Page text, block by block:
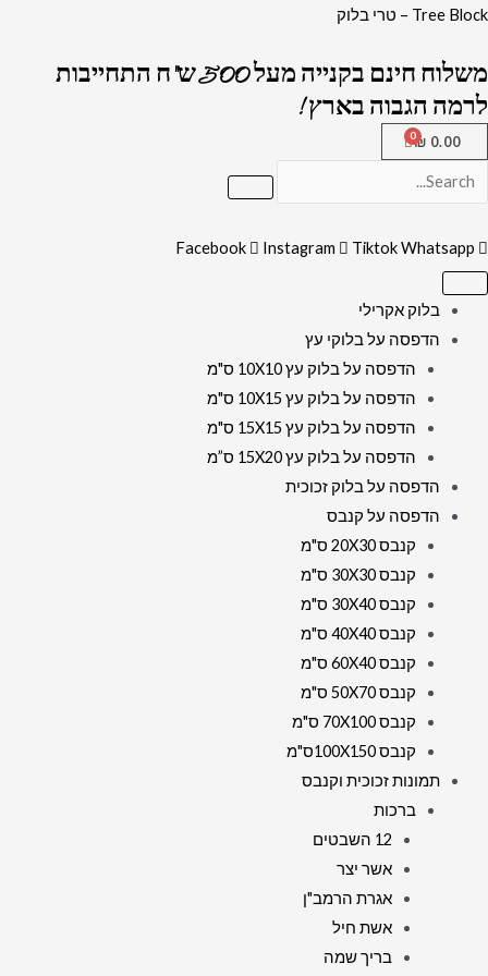
דילוג
Tree Block – טרי בלוק
משלוח חינם בקנייה מעל 500 ש"ח התחייבות
לרמה הגבוה בארץ !
0.00
₪
Facebook Instagram TiktokWhatsapp
בלוק אקרילי
הדפסה על בלוקי עץ
הדפסה על בלוק עץ 10X10 ס"מ
הדפסה על בלוק עץ 10X15 ס"מ
הדפסה על בלוק עץ 15X15 ס"מ
הדפסה על בלוק עץ 15X20 ס”מ
הדפסה על בלוק זכוכית
הדפסה על קנבס
קנבס 20X30 ס"מ
קנבס 30X30 ס"מ
קנבס 30X40 ס"מ
קנבס 40X40 ס"מ
קנבס 60X40 ס"מ
קנבס 50X70 ס"מ
קנבס 70X100 ס"מ
קנבס 100X150ס"מ
תמונות זכוכית וקנבס
ברכות
12 השבטים
אשר יצר
אגרת הרמב"ן
אשת חיל
בריך שמה
כמות
5418
-
של
רבי
בר
יוחאי
במערה
על
קנבס
זכוכית